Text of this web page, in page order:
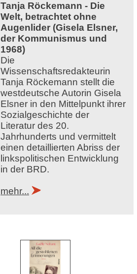
Tanja Röckemann - Die
Welt, betrachtet ohne
Augenlider (Gisela Elsner,
der Kommunismus und
1968)
Die
Wissenschaftsredakteurin
Tanja Röckemann stellt die
westdeutsche Autorin Gisela
Elsner in den Mittelpunkt ihrer
Sozialgeschichte der
Literatur des 20.
Jahrhunderts und vermittelt
einen detaillierten Abriss der
linkspolitischen Entwicklung
in der BRD.
mehr...